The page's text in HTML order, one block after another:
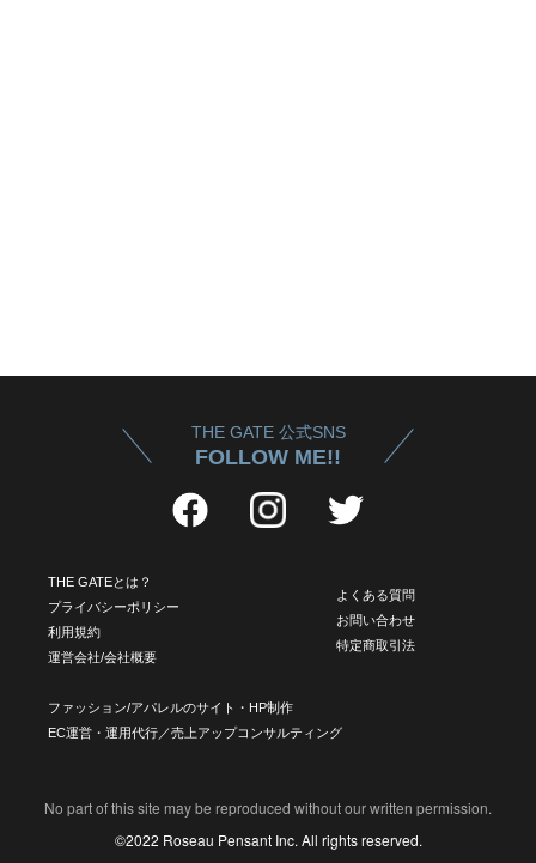
THE GATE 公式SNS
FOLLOW ME!!
THE GATEとは？
プライバシーポリシー
利用規約
運営会社/会社概要
よくある質問
お問い合わせ
特定商取引法
ファッション/アパレルのサイト・HP制作
EC運営・運用代行／売上アップコンサルティング
No part of this site may be reproduced without our written permission.
©2022 Roseau Pensant Inc. All rights reserved.